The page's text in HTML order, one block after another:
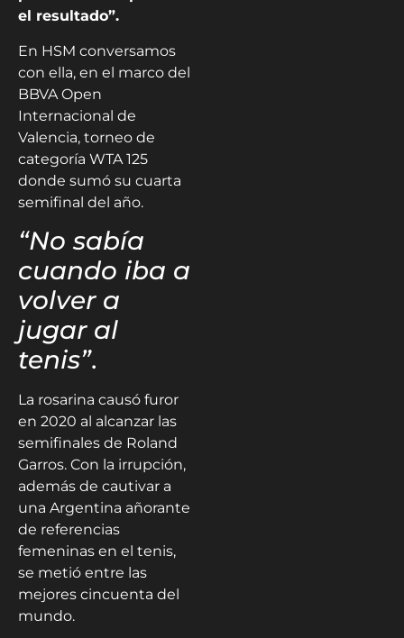
el resultado”.
En HSM conversamos
con ella, en el marco del
BBVA Open
Internacional de
Valencia, torneo de
categoría WTA 125
donde sumó su cuarta
semifinal del año.
“No sabía
cuando iba a
volver a
jugar al
tenis”.
La rosarina causó furor
en 2020 al alcanzar las
semifinales de Roland
Garros. Con la irrupción,
además de cautivar a
una Argentina añorante
de referencias
femeninas en el tenis,
se metió entre las
mejores cincuenta del
mundo.